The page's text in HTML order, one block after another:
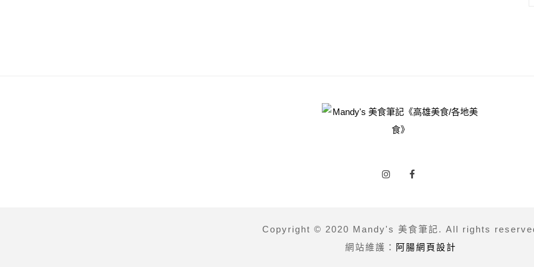
Copyright © 2020 Mandy's 美食筆記. All rights
網站維護： 阿腸網頁設計